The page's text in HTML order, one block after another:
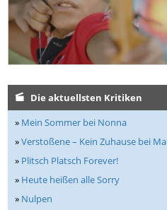
Die aktuellsten Kritiken
» Mein Sommer bei Nonna
»Verstoßene – Kein Zuhause bei
» Plitsch Platsch Forever!
» Heute heißen alle Sorry
» Nulpen